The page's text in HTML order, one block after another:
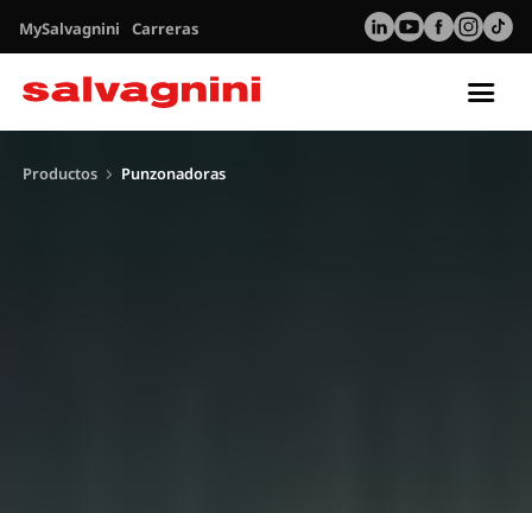
MySalvagnini Carreras
Productos Punzonadoras